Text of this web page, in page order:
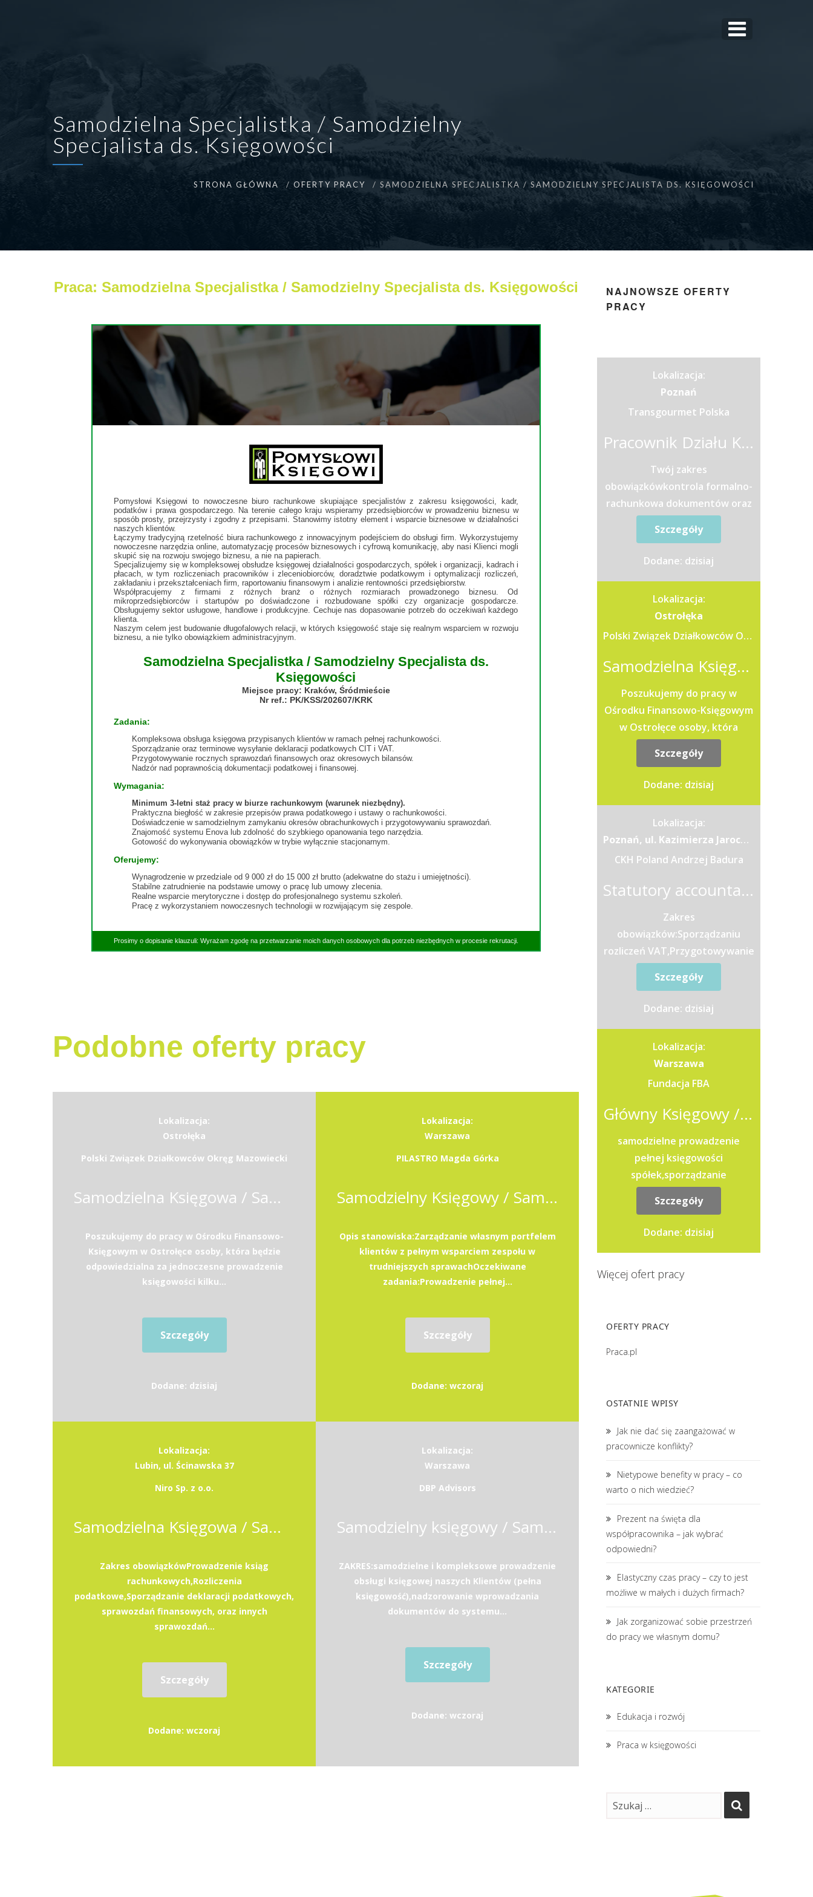
Samodzielna Specjalistka / Samodzielny
Specjalista ds. Księgowości
STRONA GŁÓWNA OFERTY PRACY SAMODZIELNA SPECJALISTKA / SAMODZIELNY SPECJALISTA DS. KSIĘGOWOŚCI
Praca: Samodzielna Specjalistka / Samodzielny Specjalista ds. Księgowości
Pomysłowi Księgowi to nowoczesne biuro rachunkowe skupiające specjalistów z zakresu księgowości, kadr,
podatków i prawa gospodarczego. Na terenie całego kraju wspieramy przedsiębiorców w prowadzeniu biznesu w
sposób prosty, przejrzysty i zgodny z przepisami. Stanowimy istotny element i wsparcie biznesowe w działalności
naszych klientów.
Łączymy tradycyjną rzetelność biura rachunkowego z innowacyjnym podejściem do obsługi firm. Wykorzystujemy
nowoczesne narzędzia online, automatyzację procesów biznesowych i cyfrową komunikację, aby nasi Klienci mogli
skupić się na rozwoju swojego biznesu, a nie na papierach.
Specjalizujemy się w kompleksowej obsłudze księgowej działalności gospodarczych, spółek i organizacji, kadrach i
płacach, w tym rozliczeniach pracowników i zleceniobiorców, doradztwie podatkowym i optymalizacji rozliczeń,
zakładaniu i przekształceniach firm, raportowaniu finansowym i analizie rentowności przedsiębiorstw.
Współpracujemy z firmami z różnych branż o różnych rozmiarach prowadzonego biznesu. Od
mikroprzedsiębiorców i startupów po doświadczone i rozbudowane spółki czy organizacje gospodarcze.
Obsługujemy sektor usługowe, handlowe i produkcyjne. Cechuje nas dopasowanie potrzeb do oczekiwań każdego
klienta.
Naszym celem jest budowanie długofalowych relacji, w których księgowość staje się realnym wsparciem w rozwoju
biznesu, a nie tylko obowiązkiem administracyjnym.
Samodzielna Specjalistka / Samodzielny Specjalista ds.
Księgowości
Miejsce pracy: Kraków, Śródmieście
Nr ref.: PK/KSS/202607/KRK
Zadania:
Kompleksowa obsługa księgowa przypisanych klientów w ramach pełnej rachunkowości.
Sporządzanie oraz terminowe wysyłanie deklaracji podatkowych CIT i VAT.
Przygotowywanie rocznych sprawozdań finansowych oraz okresowych bilansów.
Nadzór nad poprawnością dokumentacji podatkowej i finansowej.
Wymagania:
Minimum 3-letni staż pracy w biurze rachunkowym (warunek niezbędny).
Praktyczna biegłość w zakresie przepisów prawa podatkowego i ustawy o rachunkowości.
Doświadczenie w samodzielnym zamykaniu okresów obrachunkowych i przygotowywaniu sprawozdań.
Znajomość systemu Enova lub zdolność do szybkiego opanowania tego narzędzia.
Gotowość do wykonywania obowiązków w trybie wyłącznie stacjonarnym.
Oferujemy:
Wynagrodzenie w przedziale od 9 000 zł do 15 000 zł brutto (adekwatne do stażu i umiejętności).
Stabilne zatrudnienie na podstawie umowy o pracę lub umowy zlecenia.
Realne wsparcie merytoryczne i dostęp do profesjonalnego systemu szkoleń.
Pracę z wykorzystaniem nowoczesnych technologii w rozwijającym się zespole.
Prosimy o dopisanie klauzuli: Wyrażam zgodę na przetwarzanie moich danych osobowych dla potrzeb niezbędnych w procesie rekrutacji.
Podobne oferty pracy
Lokalizacja:
Ostrołęka
Polski Związek Działkowców Okręg Mazowiecki
Samodzielna Księgowa / Samodzielny Księgowy
Poszukujemy do pracy w Ośrodku Finansowo-
Księgowym w Ostrołęce osoby, która będzie
odpowiedzialna za jednoczesne prowadzenie
księgowości kilku...
Szczegóły
Dodane: dzisiaj
Lokalizacja:
Warszawa
PILASTRO Magda Górka
Samodzielny Księgowy / Samodzielna Księgowa /
Opis stanowiska:Zarządzanie własnym portfelem
klientów z pełnym wsparciem zespołu w
trudniejszych sprawachOczekiwane
zadania:Prowadzenie pełnej...
Szczegóły
Dodane: wczoraj
Lokalizacja:
Lubin, ul. Ścinawska 37
Niro Sp. z o.o.
Samodzielna Księgowa / Samodzielny Księgowy
Zakres obowiązkówProwadzenie ksiąg
rachunkowych,Rozliczenia
podatkowe,Sporządzanie deklaracji podatkowych,
sprawozdań finansowych, oraz innych
sprawozdań...
Szczegóły
Dodane: wczoraj
Lokalizacja:
Warszawa
DBP Advisors
Samodzielny księgowy / Samodzielna księgowa ze znajomością jęz. angielskiego
ZAKRES:samodzielne i kompleksowe prowadzenie
obsługi księgowej naszych Klientów (pełna
księgowość),nadzorowanie wprowadzania
dokumentów do systemu...
Szczegóły
Dodane: wczoraj
NAJNOWSZE OFERTY
PRACY
Lokalizacja:
Poznań
Transgourmet Polska
Pracownik Działu Księgowości
Twój zakres
obowiązkówkontrola formalno-
rachunkowa dokumentów oraz
księgowa,księgowanie i
rozliczanie operacji
gospodarczych (m.in. faktur...
Szczegóły
Dodane: dzisiaj
Lokalizacja:
Ostrołęka
Polski Związek Działkowców Okręg Mazowiecki
Samodzielna Księgowa / Samodzielny Księgowy
Poszukujemy do pracy w
Ośrodku Finansowo-Księgowym
w Ostrołęce osoby, która
będzie odpowiedzialna za
jednoczesne prowadzenie
księgowości kilku...
Szczegóły
Dodane: dzisiaj
Lokalizacja:
Poznań, ul. Kazimierza Jarochowskiego 56
CKH Poland Andrzej Badura
Statutory accountant - Księgowa / Księgowy
Zakres
obowiązków:Sporządzaniu
rozliczeń VAT,Przygotowywanie
deklaracji Intrastat,Wsparcie w
procedurze zamknięcia
miesiąca, uzgodnienia kont do
Szczegóły
Dodane: dzisiaj
Lokalizacja:
Warszawa
Fundacja FBA
Główny Księgowy / Główna księgowa
samodzielne prowadzenie
pełnej księgowości
spółek,sporządzanie
sprawozdań finansowych oraz
raportów dla
Zarządu,przygotowywanie i
Szczegóły
Dodane: dzisiaj
Więcej ofert pracy
OFERTY PRACY
Praca.pl
OSTATNIE WPISY
Jak nie dać się zaangażować w
pracownicze konflikty?
Nietypowe benefity w pracy – co
warto o nich wiedzieć?
Prezent na święta dla
współpracownika – jak wybrać
odpowiedni?
Elastyczny czas pracy – czy to jest
możliwe w małych i dużych firmach?
Jak zorganizować sobie przestrzeń
do pracy we własnym domu?
KATEGORIE
Edukacja i rozwój
Praca w księgowości